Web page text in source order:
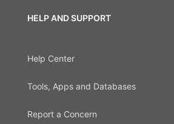
HELP AND SUPPORT
Help Center
Tools, Apps and Databases
Report a Concern